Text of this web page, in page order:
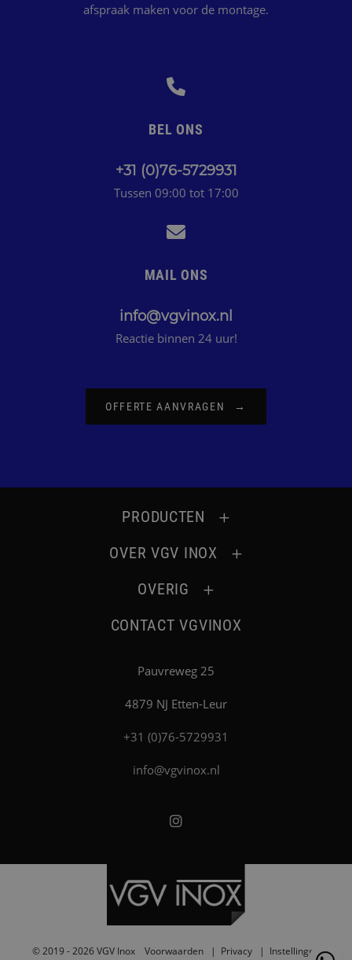
afspraak maken voor de montage.
BEL ONS
+31 (0)76-5729931
Tussen 09:00 tot 17:00
MAIL ONS
info@vgvinox.nl
Reactie binnen 24 uur!
OFFERTE AANVRAGEN
PRODUCTEN
Bekijk alle producten!
OVER VGV INOX
Over ons
Wetgeving
OVERIG
Nieuws
CONTACT VGVINOX
Pauvreweg 25
4879 NJ Etten-Leur
+31 (0)76-5729931
info@vgvinox.nl
© 2019 - 2026 VGV Inox Voorwaarden Privacy Instellingen